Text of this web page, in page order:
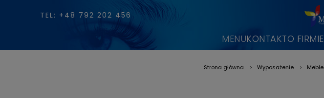
TEL: +48 792 202 456
MENUKONTAKTO FIRMIE
Strona główna Wyposażenie Meble